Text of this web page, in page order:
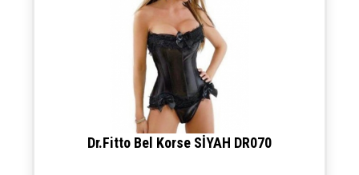
Dr.Fitto Bel Korse SİYAH DR070